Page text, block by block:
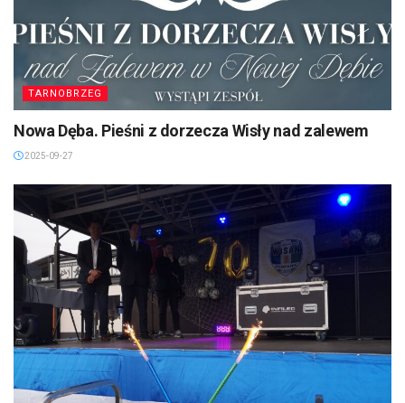
TARNOBRZEG
Nowa Dęba. Pieśni z dorzecza Wisły nad zalewem
2025-09-27